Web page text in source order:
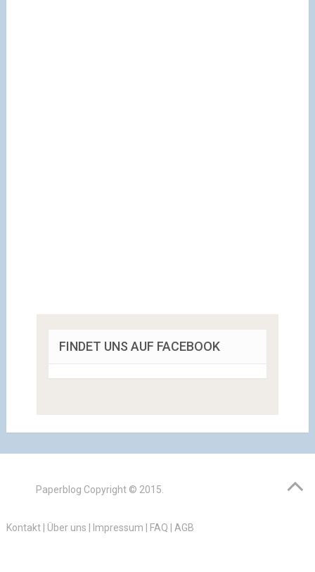
FINDET UNS AUF FACEBOOK
Paperblog Copyright © 2015.
Kontakt| Über uns Impressum FAQ AGB